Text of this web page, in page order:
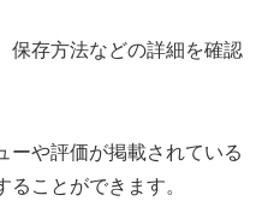
保存方法などの詳細を確認
ーや評価が掲載されている
ことができます。